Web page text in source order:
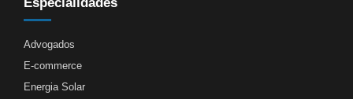
Advogados
E-commerce
Energia Solar